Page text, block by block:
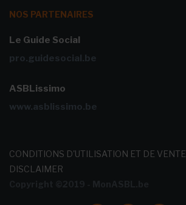
NOS PARTENAIRES
Le Guide Social
pro.guidesocial.be
ASBLissimo
www.asblissimo.be
CONDITIONS D'UTILISATION ET DE VENTE
DISCLAIMER